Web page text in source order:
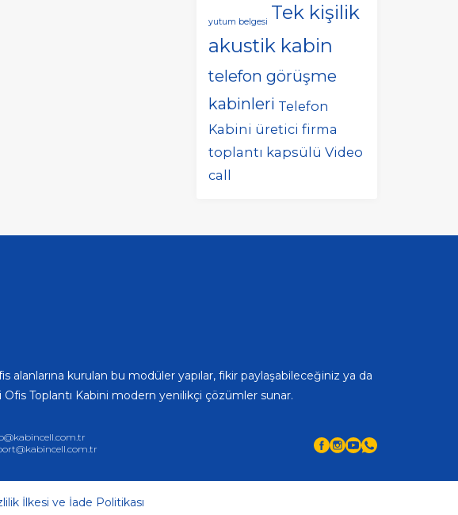
yutum belgesi Tek kişilik
akustik kabin
telefon görüşme
kabinleri Telefon
Kabini üretici firma
toplantı kapsülü Video
call
kurulan bu modüler yapılar, fikir paylaşabileceğiniz ya da
Toplantı Kabini modern yenilikçi çözümler sunar.
İlkesi ve İade Politikası